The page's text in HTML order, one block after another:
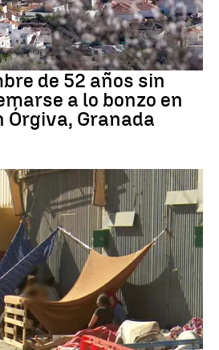
de 52 años sin
a lo bonzo en
Órgiva, Granada